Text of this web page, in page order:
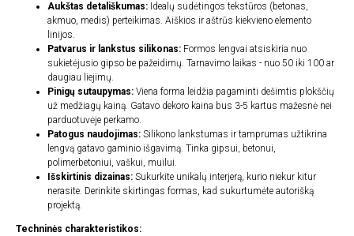
Aukštas detališkumas: Idealų sudėtingos tekstūros (betonas,
akmuo, medis) perteikimas. Aiškios ir aštrūs kiekvieno elemento
linijos.
Patvarus ir lankstus silikonas: Formos lengvai atsiskiria nuo
sukietėjusio gipso be pažeidimų. Tarnavimo laikas - nuo 50 iki 100 ar
daugiau liejimų.
Pinigų sutaupymas: Viena forma leidžia pagaminti dešimtis plokščių
už medžiagų kainą. Gatavo dekoro kaina bus 3-5 kartus mažesnė nei
parduotuvėje perkamo.
Patogus naudojimas: Silikono lankstumas ir tamprumas užtikrina
lengvą gatavo gaminio išgavimą. Tinka gipsui, betonui,
polimerbetoniui, vaškui, muilui.
Išskirtinis dizainas: Sukurkite unikalų interjerą, kurio niekur kitur
nerasite. Derinkite skirtingas formas, kad sukurtumėte autorišką
projektą.
Techninės charakteristikos: